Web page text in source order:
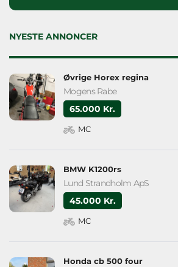
empty.
NYESTE ANNONCER
Øvrige Horex regina
Mogens Rabe
65.000 Kr.
MC
BMW K1200rs
Lund Strandholm ApS
45.000 Kr.
MC
Honda cb 500 four